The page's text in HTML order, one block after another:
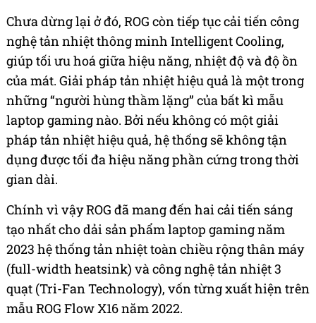
Chưa dừng lại ở đó, ROG còn tiếp tục cải tiến công
nghệ tản nhiệt thông minh Intelligent Cooling,
giúp tối ưu hoá giữa hiệu năng, nhiệt độ và độ ồn
của mát. Giải pháp tản nhiệt hiệu quả là một trong
những “người hùng thầm lặng” của bất kì mẫu
laptop gaming nào. Bởi nếu không có một giải
pháp tản nhiệt hiệu quả, hệ thống sẽ không tận
dụng được tối đa hiệu năng phần cứng trong thời
gian dài.
Chính vì vậy ROG đã mang đến hai cải tiến sáng
tạo nhất cho dải sản phẩm laptop gaming năm
2023 hệ thống tản nhiệt toàn chiều rộng thân máy
(full-width heatsink) và công nghệ tản nhiệt 3
quạt (Tri-Fan Technology), vốn từng xuất hiện trên
mẫu ROG Flow X16 năm 2022.